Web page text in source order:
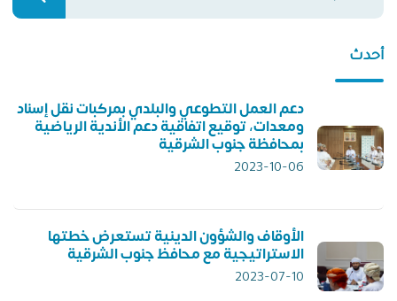
أحدث
دعم العمل التطوعي والبلدي بمركبات نقل إسناد
ومعدات، توقيع اتفاقية دعم الأندية الرياضية
بمحافظة جنوب الشرقية
2023-10-06
الأوقاف والشؤون الدينية تستعرض خطتها
الاستراتيجية مع محافظ جنوب الشرقية
2023-07-10